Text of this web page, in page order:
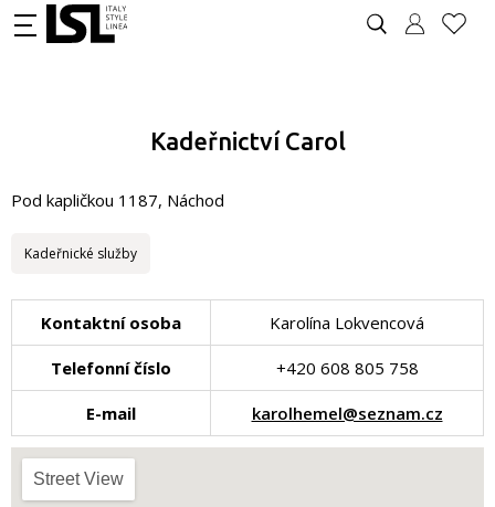
Kadeřnictví Carol
Pod kapličkou 1187, Náchod
Kadeřnické služby
Kontaktní osoba Karolína Lokvencová
Telefonní číslo +420 608 805 758
E-mail karolhemel@seznam.cz
Street View